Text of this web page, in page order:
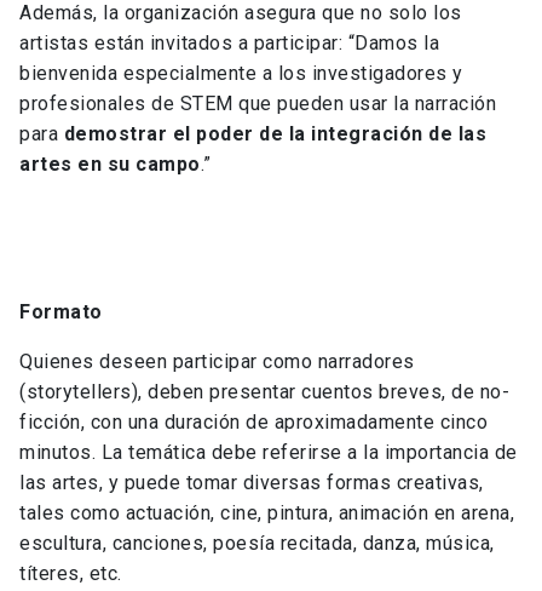
Además, la organización asegura que no solo los
artistas están invitados a participar: “Damos la
bienvenida especialmente a los investigadores y
profesionales de STEM que pueden usar la narración
para demostrar el poder de la integración de las
artes en su campo.”
Formato
Quienes deseen participar como narradores
(storytellers), deben presentar cuentos breves, de no-
ficción, con una duración de aproximadamente cinco
minutos. La temática debe referirse a la importancia de
las artes, y puede tomar diversas formas creativas,
tales como actuación, cine, pintura, animación en arena,
escultura, canciones, poesía recitada, danza, música,
títeres, etc.